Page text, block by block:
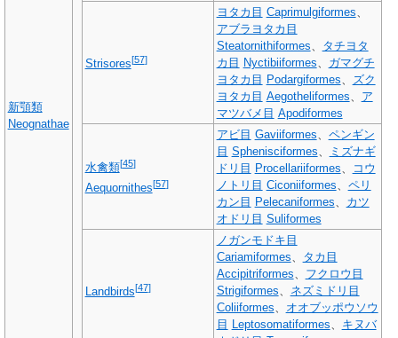
新顎類
Neognathae
Strisores[57]
ヨタカ目 Caprimulgiformes、
アブラヨタカ目
Steatornithiformes、 タチヨタ
カ目 Nyctibiiformes、 ガマグチ
ヨタカ目 Podargiformes、 ズク
ヨタカ目 Aegotheliformes、 ア
マツバメ目 Apodiformes
水禽類[45]
Aequornithes[57]
アビ目 Gaviiformes、 ペンギン
目 Sphenisciformes、
ミズナギ
ドリ目 Procellariiformes、
コウ
ノトリ目 Ciconiiformes、 ペリ
カン目 Pelecaniformes、 カツ
オドリ目 Suliformes
Landbirds[47]
ノガンモドキ目
Cariamiformes、 タカ目
Accipitriformes、 フクロウ目
Strigiformes、 ネズミドリ目
Coliiformes、 オオブッポウソウ
目 Leptosomatiformes、 キヌバ